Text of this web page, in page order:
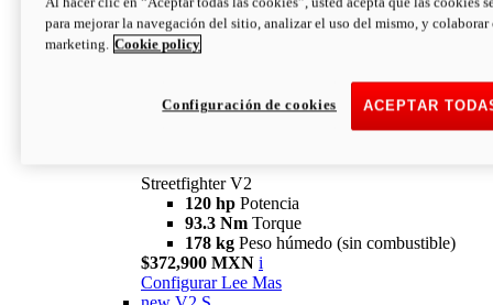
Streetfighter V2
120 hp Potencia
93.3 Nm Torque
178 kg Peso húmedo (sin combustible)
$372,900 MXN i
Configurar Lee Mas
para mejorar la navegación del sitio, analizar el uso del mismo, y colaborar
marketing. Cookie policy
ACEPTAR
Configuración de cookies